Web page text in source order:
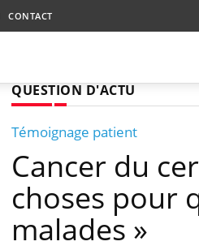
CONTACT
QUESTION D'ACTU
Témoignage patient
Cancer du
choses pour
malades »